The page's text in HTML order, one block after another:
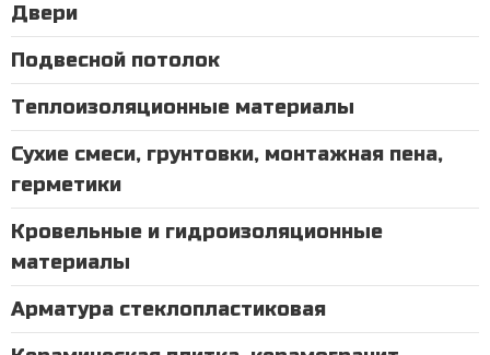
Двери
Подвесной потолок
Теплоизоляционные материалы
Сухие смеси, грунтовки, монтажная пена,
герметики
Кровельные и гидроизоляционные
материалы
Арматура стеклопластиковая